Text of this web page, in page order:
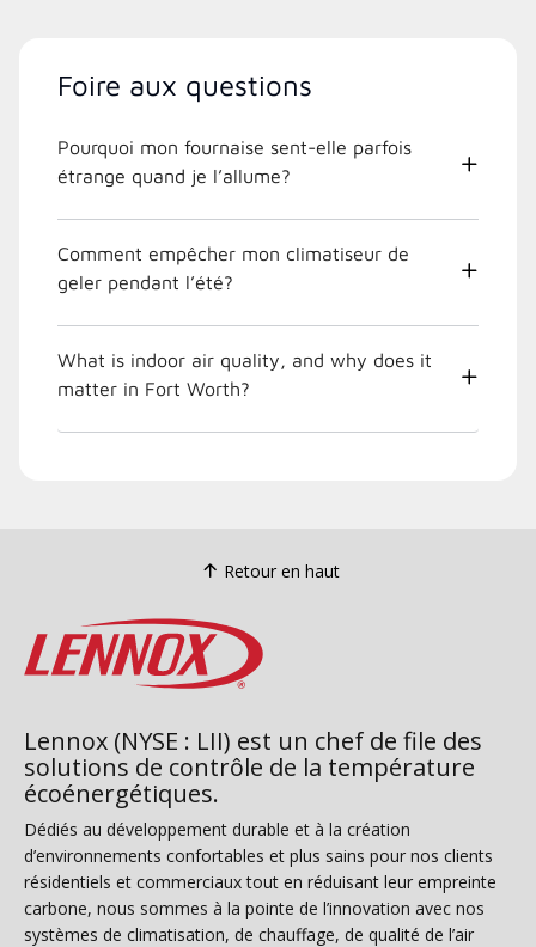
Foire aux questions
Pourquoi mon fournaise sent-elle parfois
étrange quand je l’allume?
Comment empêcher mon climatiseur de
geler pendant l’été?
What is indoor air quality, and why does it
matter in Fort Worth?
Retour en haut
Lennox (NYSE : LII) est un chef de file des
solutions de contrôle de la température
écoénergétiques.
Dédiés au développement durable et à la création
d’environnements confortables et plus sains pour nos clients
résidentiels et commerciaux tout en réduisant leur empreinte
carbone, nous sommes à la pointe de l’innovation avec nos
systèmes de climatisation, de chauffage, de qualité de l’air